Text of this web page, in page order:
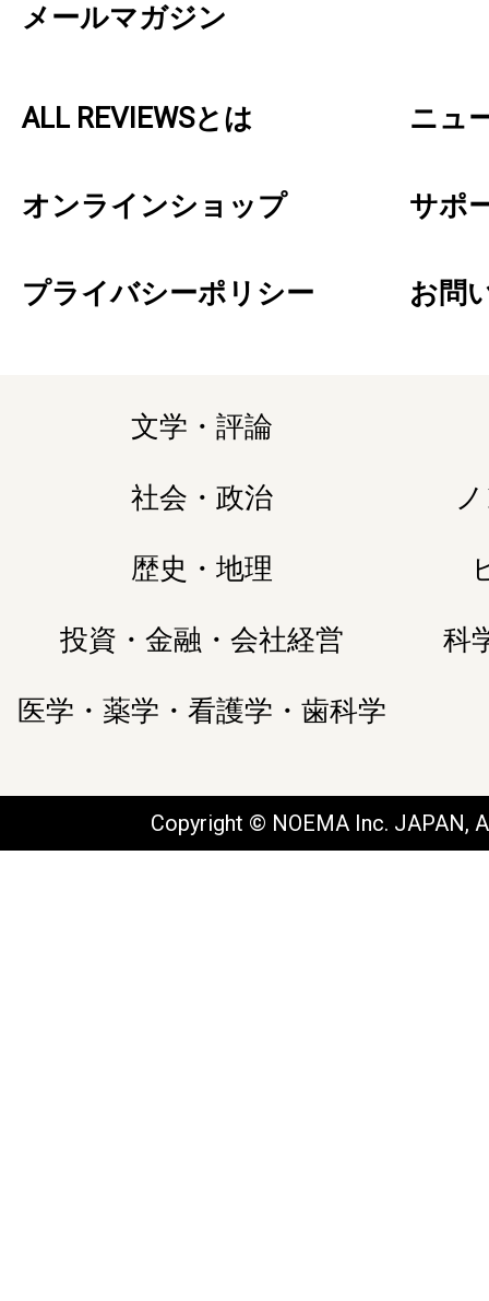
メールマガジン
ALL REVIEWSとは ニュ
オンラインショップ サポ
プライバシーポリシー お問
文学・評論
社会・政治
歴史・地理
投資・金融・会社経営 科
医学・薬学・看護学・歯科学
Copyright © NOEMA Inc. JAPAN,